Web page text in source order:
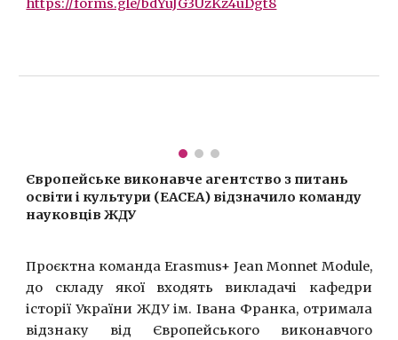
https://forms.gle/bdYuJG3UzKz4uDgt8
Європейське виконавче агентство з питань
освіти і культури (EACEA) відзначило команду
науковців ЖДУ
Проєктна команда Erasmus+ Jean Monnet Module,
до складу якої входять викладачі кафедри
історії України ЖДУ ім. Івана Франка, отримала
відзнаку від Європейського виконавчого